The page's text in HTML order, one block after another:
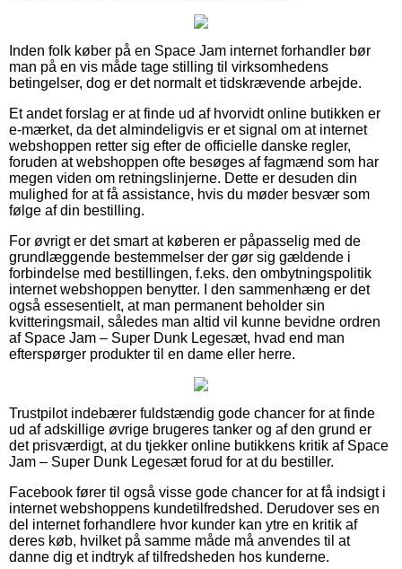
Inden folk køber på en Space Jam internet forhandler bør
man på en vis måde tage stilling til virksomhedens
betingelser, dog er det normalt et tidskrævende arbejde.
Et andet forslag er at finde ud af hvorvidt online butikken er
e-mærket, da det almindeligvis er et signal om at internet
webshoppen retter sig efter de officielle danske regler,
foruden at webshoppen ofte besøges af fagmænd som har
megen viden om retningslinjerne. Dette er desuden din
mulighed for at få assistance, hvis du møder besvær som
følge af din bestilling.
For øvrigt er det smart at køberen er påpasselig med de
grundlæggende bestemmelser der gør sig gældende i
forbindelse med bestillingen, f.eks. den ombytningspolitik
internet webshoppen benytter. I den sammenhæng er det
også essesentielt, at man permanent beholder sin
kvitteringsmail, således man altid vil kunne bevidne ordren
af Space Jam – Super Dunk Legesæt, hvad end man
efterspørger produkter til en dame eller herre.
Trustpilot indebærer fuldstændig gode chancer for at finde
ud af adskillige øvrige brugeres tanker og af den grund er
det prisværdigt, at du tjekker online butikkens kritik af Space
Jam – Super Dunk Legesæt forud for at du bestiller.
Facebook fører til også visse gode chancer for at få indsigt i
internet webshoppens kundetilfredshed. Derudover ses en
del internet forhandlere hvor kunder kan ytre en kritik af
deres køb, hvilket på samme måde må anvendes til at
danne dig et indtryk af tilfredsheden hos kunderne.